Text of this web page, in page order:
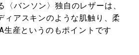
〈バンソン〉独自のレザーは、
ィアスキンのような肌触り、柔
生産というのもポイントです